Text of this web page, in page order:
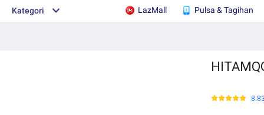
Kategori LazMall Pulsa & Tagihan